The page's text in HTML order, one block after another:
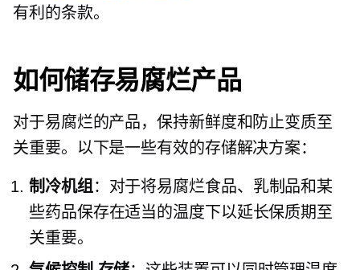
有利的条款。
如何储存易腐烂产品
对于易腐烂的产品，保持新鲜度和防止变质至
关重要。以下是一些有效的存储解决方案：
制冷机组：对于将易腐烂食品、乳制品和某
些药品保存在适当的温度下以延长保质期至
关重要。